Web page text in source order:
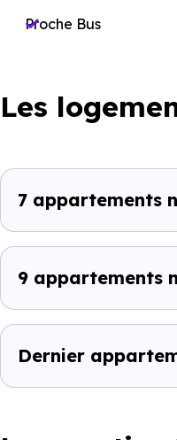
Proche Bus
Les
7 appartements
9 appartements
Dernier